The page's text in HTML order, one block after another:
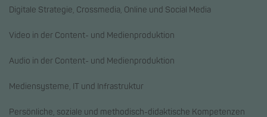
Digitale Strategie, Crossmedia, Online und Social Media
Video in der Content- und Medienproduktion
Audio in der Content- und Medienproduktion
Mediensysteme, IT und Infrastruktur
Persönliche, soziale und methodisch-didaktische Kompetenzen